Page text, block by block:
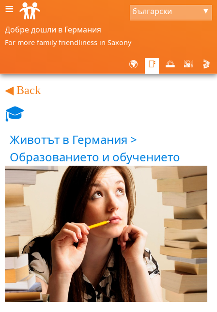
≡ български ▼
Добре дошли в Германия
For more family friendliness in Saxony
🌍 📑 🌅 🌇 🎬
◀ Back
🎓
Животът в Германия >
Образованието и обучението